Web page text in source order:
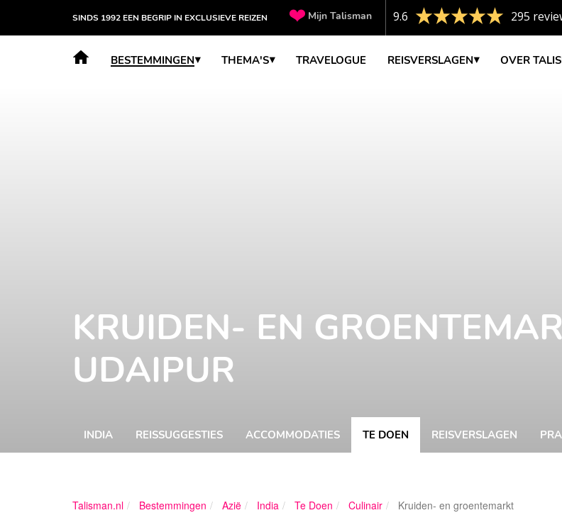
SINDS 1992 EEN BEGRIP IN EXCLUSIEVE REIZEN Mijn Talisman 9.6 295
BESTEMMINGEN THEMA'S TRAVELOGUE REISVERSLAGEN OVER
KRUIDEN- EN
UDAIPUR
INDIA REISSUGGESTIES ACCOMMODATIES TE DOEN REISVERSLAGEN
Talisman.nl Bestemmingen Azië India Te Doen Culinair Kruiden- en groentemarkt